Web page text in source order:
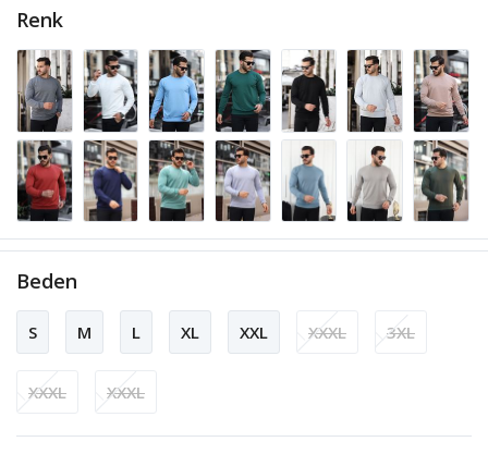
Renk
Beden
S M L XL XXL XXXL 3XL
XXXL XXXL